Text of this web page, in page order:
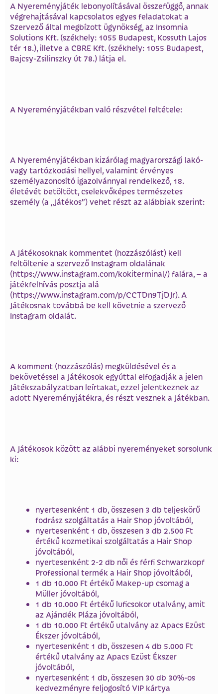
A Nyereményjáték lebonyolításával összefüggő, annak
végrehajtásával kapcsolatos egyes feladatokat a
Szervező által megbízott ügynökség, az Insomnia
Solutions Kft. (székhely: 1055 Budapest, Kossuth Lajos
tér 18.), illetve a CBRE Kft. (székhely: 1055 Budapest,
Bajcsy-Zsilinszky út 78.) látja el.
A Nyereményjátékban való részvétel feltétele:
A Nyereményjátékban kizárólag magyarországi lakó-
vagy tartózkodási hellyel, valamint érvényes
személyazonosító igazolvánnyal rendelkező, 18.
életévét betöltött, cselekvőképes természetes
személy (a „Játékos”) vehet részt az alábbiak szerint:
A Játékosoknak kommentet (hozzászólást) kell
feltöltenie a szervező Instagram oldalának
(https://www.instagram.com/kokiterminal/) falára, – a
játékfelhívás posztja alá
(https://www.instagram.com/p/CCTDn9TjDJr). A
Játékosnak továbbá be kell követnie a szervező
Instagram oldalát.
A komment (hozzászólás) megküldésével és a
bekövetéssel a Játékosok egyúttal elfogadják a jelen
Játékszabályzatban leírtakat, ezzel jelentkeznek az
adott Nyereményjátékra, és részt vesznek a Játékban.
A Játékosok között az alábbi nyereményeket sorsolunk
ki:
nyertesenként 1 db, összesen 3 db teljeskörű
fodrász szolgáltatás a Hair Shop jóvoltából,
nyertesenként 1 db, összesen 3 db 2.500 Ft
értékű kozmetikai szolgáltatás a Hair Shop
jóvoltából,
nyertesenként 2-2 db női és férfi Schwarzkopf
Professional termék a Hair Shop jóvoltából,
1 db 10.000 Ft értékű Makep-up csomag a
Müller jóvoltából,
1 db 10.000 Ft értékű luficsokor utalvány, amit
az Ajándék Pláza jóvoltából,
1 db 10.000 Ft értékű utalvány az Apacs Ezüst
Ékszer jóvoltából,
nyertesenként 1 db, összesen 4 db 5.000 Ft
értékű utalvány az Apacs Ezüst Ékszer
jóvoltából,
nyertesenként 1 db, összesen 30 db 30%-os
kedvezményre feljogosító VIP kártya